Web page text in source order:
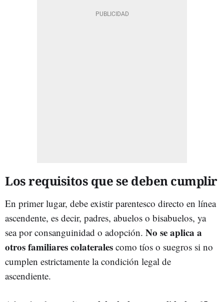
Los requisitos que se deben cumplir
En primer lugar, debe existir parentesco directo en línea
ascendente, es decir, padres, abuelos o bisabuelos, ya
sea por consanguinidad o adopción. No se aplica a
otros familiares colaterales como tíos o suegros si no
cumplen estrictamente la condición legal de
ascendiente.